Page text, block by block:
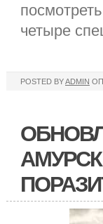
четыре
POSTED BYADMIN